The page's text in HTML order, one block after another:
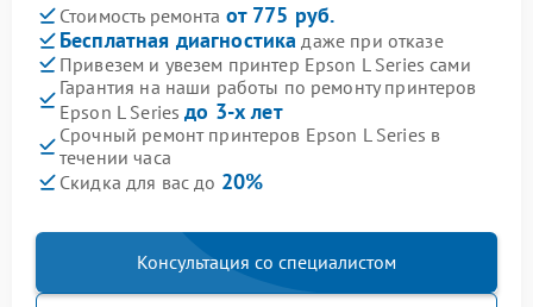
Стоимость ремонта от 775 руб.
Бесплатная диагностика даже при отказе
Привезем и увезем принтер Epson L Series сами
Гарантия на наши работы по ремонту принтеров
Epson L Seriesдо 3-х лет
Срочный ремонт принтеров Epson L Series в
течении часа
Скидка для вас до 20%
Консультация со специалистом